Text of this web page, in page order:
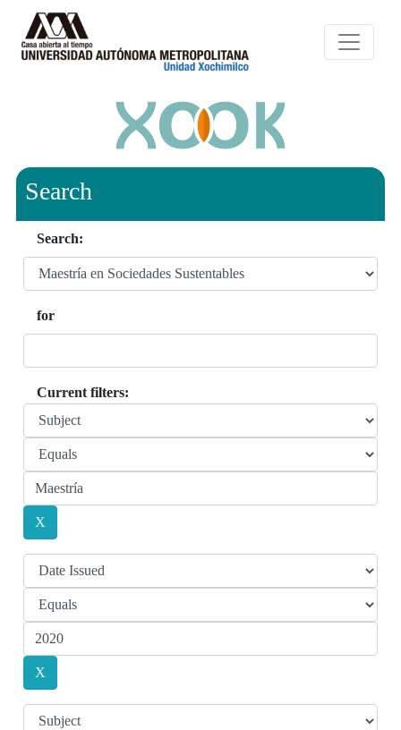
Search
Search:
for
Current filters: